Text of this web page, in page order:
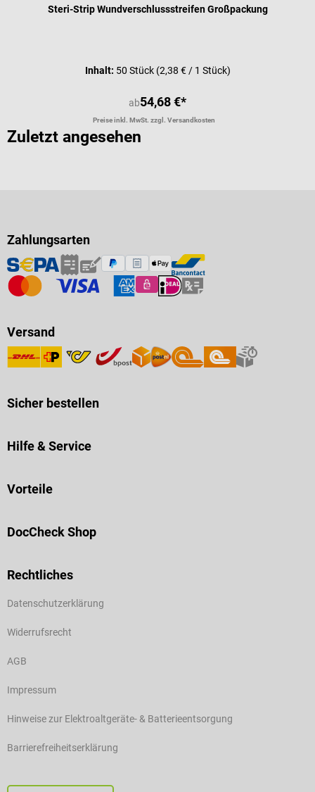
Steri-Strip Wundverschlussstreifen Großpackung
Inhalt: 50 Stück (2,38 € / 1 Stück)
ab54,68 €*
Preise inkl. MwSt. zzgl. Versandkosten
Zuletzt angesehen
Zahlungsarten
Versand
Sicher bestellen
Hilfe & Service
Vorteile
DocCheck Shop
Rechtliches
Datenschutzerklärung
Widerrufsrecht
AGB
Impressum
Hinweise zur Elektroaltgeräte- & Batterieentsorgung
Barrierefreiheitserklärung